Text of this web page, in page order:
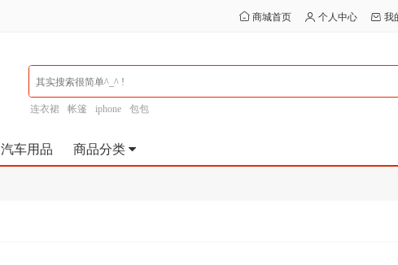
商城首页 个人中心 我
连衣裙 帐篷 iphone 包包
汽车用品 商品分类